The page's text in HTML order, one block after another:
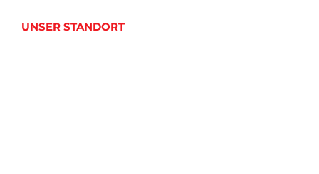
UNSER STANDORT